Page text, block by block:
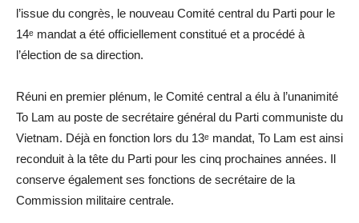
l’issue du congrès, le nouveau Comité central du Parti pour le
14ᵉ mandat a été officiellement constitué et a procédé à
l’élection de sa direction.
Réuni en premier plénum, le Comité central a élu à l’unanimité
To Lam au poste de secrétaire général du Parti communiste du
Vietnam. Déjà en fonction lors du 13ᵉ mandat, To Lam est ainsi
reconduit à la tête du Parti pour les cinq prochaines années. Il
conserve également ses fonctions de secrétaire de la
Commission militaire centrale.